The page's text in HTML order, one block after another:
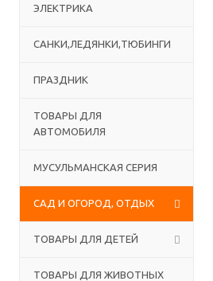
ЭЛЕКТРИКА
САНКИ,ЛЕДЯНКИ,ТЮБИНГИ
ПРАЗДНИК
ТОВАРЫ ДЛЯ
АВТОМОБИЛЯ
МУСУЛЬМАНСКАЯ СЕРИЯ
САД И ОГОРОД, ОТДЫХ
ТОВАРЫ ДЛЯ ДЕТЕЙ
ТОВАРЫ ДЛЯ ЖИВОТНЫХ